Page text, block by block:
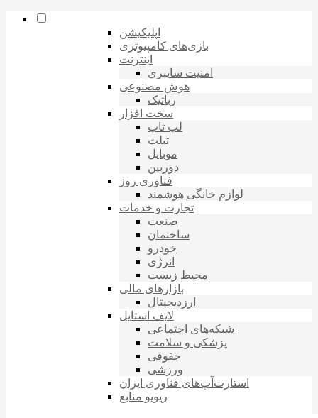
اپلیکیشن
بازی‌های کامپیوتری
اینترنت
امنیت سایبری
هوش مصنوعی
رباتیک
سخت افزار
لپ تاپ
تبلت
موبایل
دوربین
فناوری روز
لوازم خانگی هوشمند
تجارت و خدمات
صنعت
ساختمان
خودرو
انرژی
محیط زیست
بازارهای مالی
ارزدیجیتال
لایف استایل
شبکه‌های اجتماعی
پزشکی و سلامت
حقوقی
ورزشی
استارت‌آپ‌های فناوری ایران
ریویو منابع